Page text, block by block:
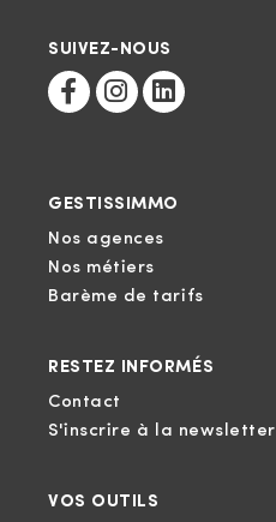
SUIVEZ-NOUS
GESTISSIMMO
Nos agences
Nos métiers
Barème de tarifs
RESTEZ INFORMÉS
Contact
S'inscrire à la newsletter
VOS OUTILS